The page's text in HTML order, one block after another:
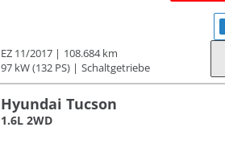
EZ 11/2017
108.684 km
97 kW (132 PS)
Schaltgetriebe
Hyundai Tucson
1.6L 2WD